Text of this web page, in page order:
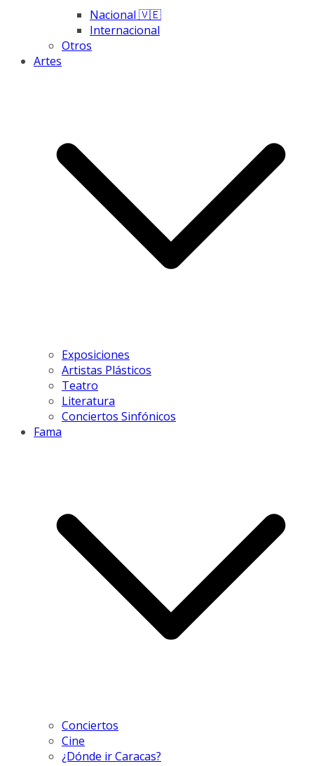
Nacional 🇻🇪
Internacional
Otros
Artes
Exposiciones
Artistas Plásticos
Teatro
Literatura
Conciertos Sinfónicos
Fama
Conciertos
Cine
¿Dónde ir Caracas?